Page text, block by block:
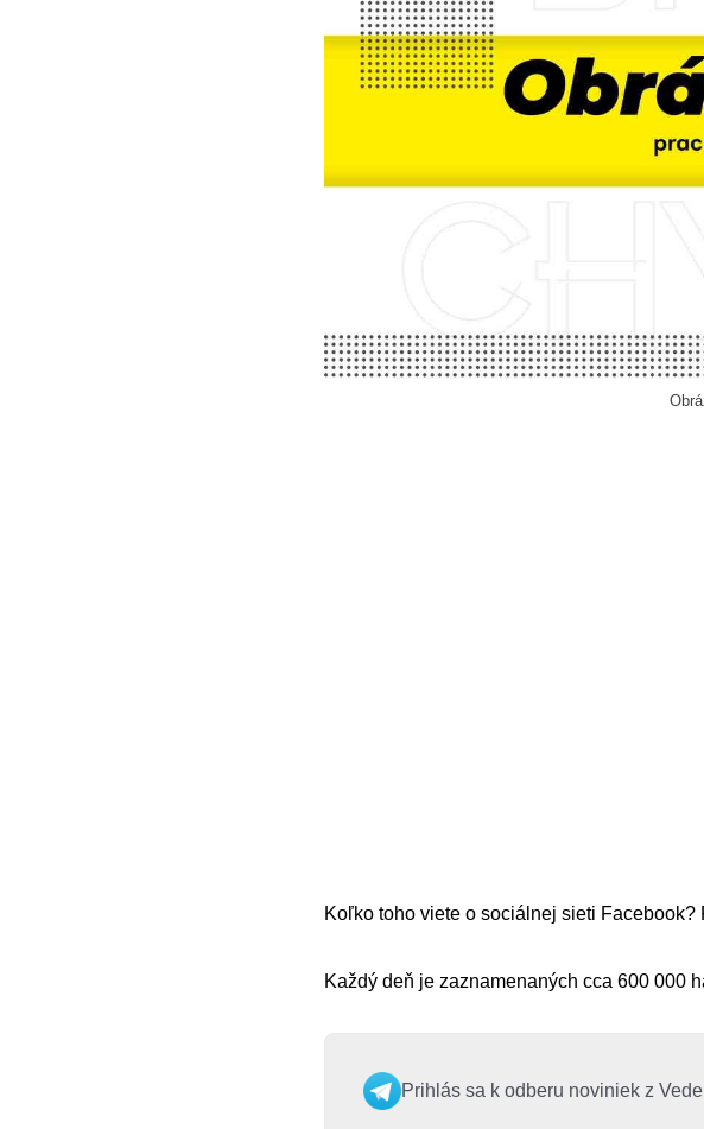
Koľko toho viete o sociálnej sieti
Každý deň je zaznamenaných cca 600 000
Prihlás sa k odberu noviniek z